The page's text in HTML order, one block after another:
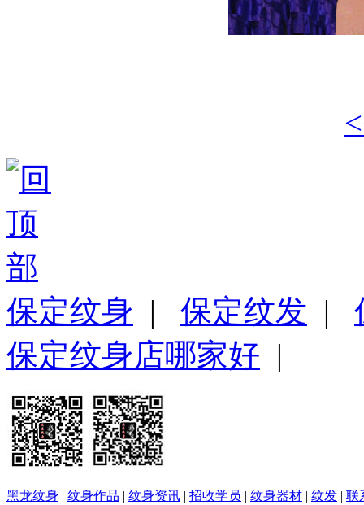
保定纹身 | 保定纹发 |
保定纹身店哪家好 |
黑龙纹身 | 纹身作品 | 纹身资讯 | 招收学员 | 纹身器材 | 纹发 | 联